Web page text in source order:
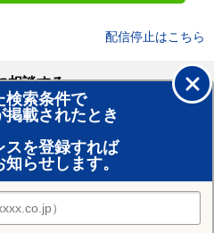
配信停止はこちら
検索条件で
載されたとき
スを登録すれば
らせします。
相談する